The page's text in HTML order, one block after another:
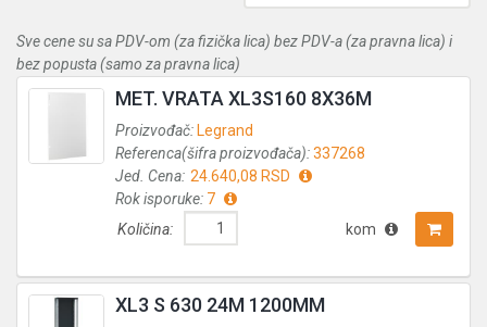
Sve cene su sa PDV-om (za fizička lica) bez PDV-a (za pravna lica) i
bez popusta (samo za pravna lica)
MET. VRATA XL3S160 8X36M
Proizvođač: Legrand
Referenca(šifra proizvođača):337268
Jed. Cena: 24.640,08 RSD
Rok isporuke: 7
Količina:
kom
XL3 S 630 24M 1200MM